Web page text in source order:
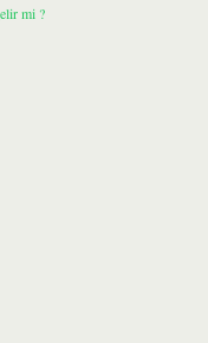
mi ?